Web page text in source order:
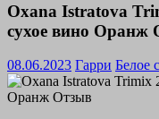
Oxana Istratova
сухое вино Оранж
08.06.2023 Гарри Белое